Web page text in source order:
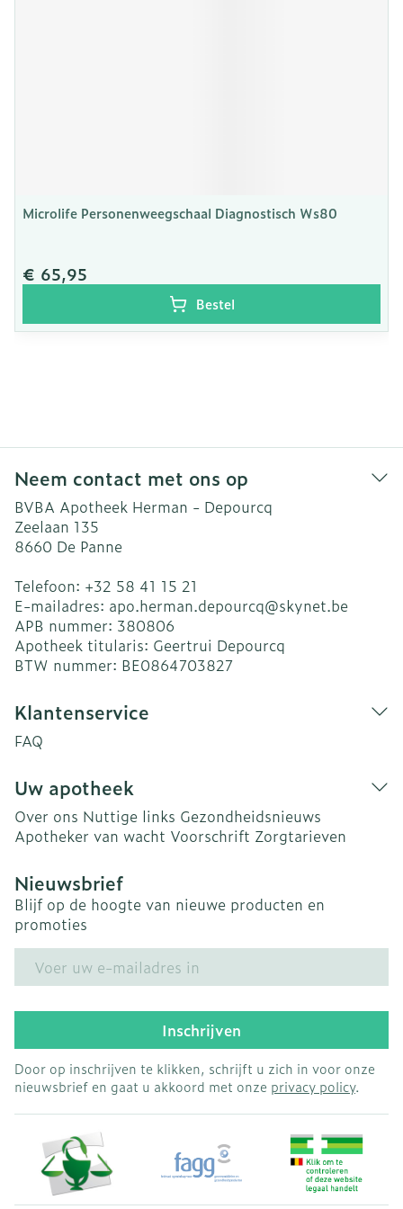
Microlife Personenweegschaal Diagnostisch Ws80
€ 65,95
Bestel
Neem contact met ons op
BVBA Apotheek Herman - Depourcq
Zeelaan 135
8660 De Panne
Telefoon: +32 58 41 15 21
E-mailadres: apo.herman.depourcq@skynet.be
APB nummer: 380806
Apotheek titularis: Geertrui Depourcq
BTW nummer: BE0864703827
Klantenservice
FAQ
Uw apotheek
Over ons Nuttige links Gezondheidsnieuws
Apotheker van wacht Voorschrift Zorgtarieven
Nieuwsbrief
Blijf op de hoogte van nieuwe producten en
promoties
Inschrijven
Door op inschrijven te klikken, schrijft u zich in voor onze
nieuwsbrief en gaat u akkoord met onze privacy policy.